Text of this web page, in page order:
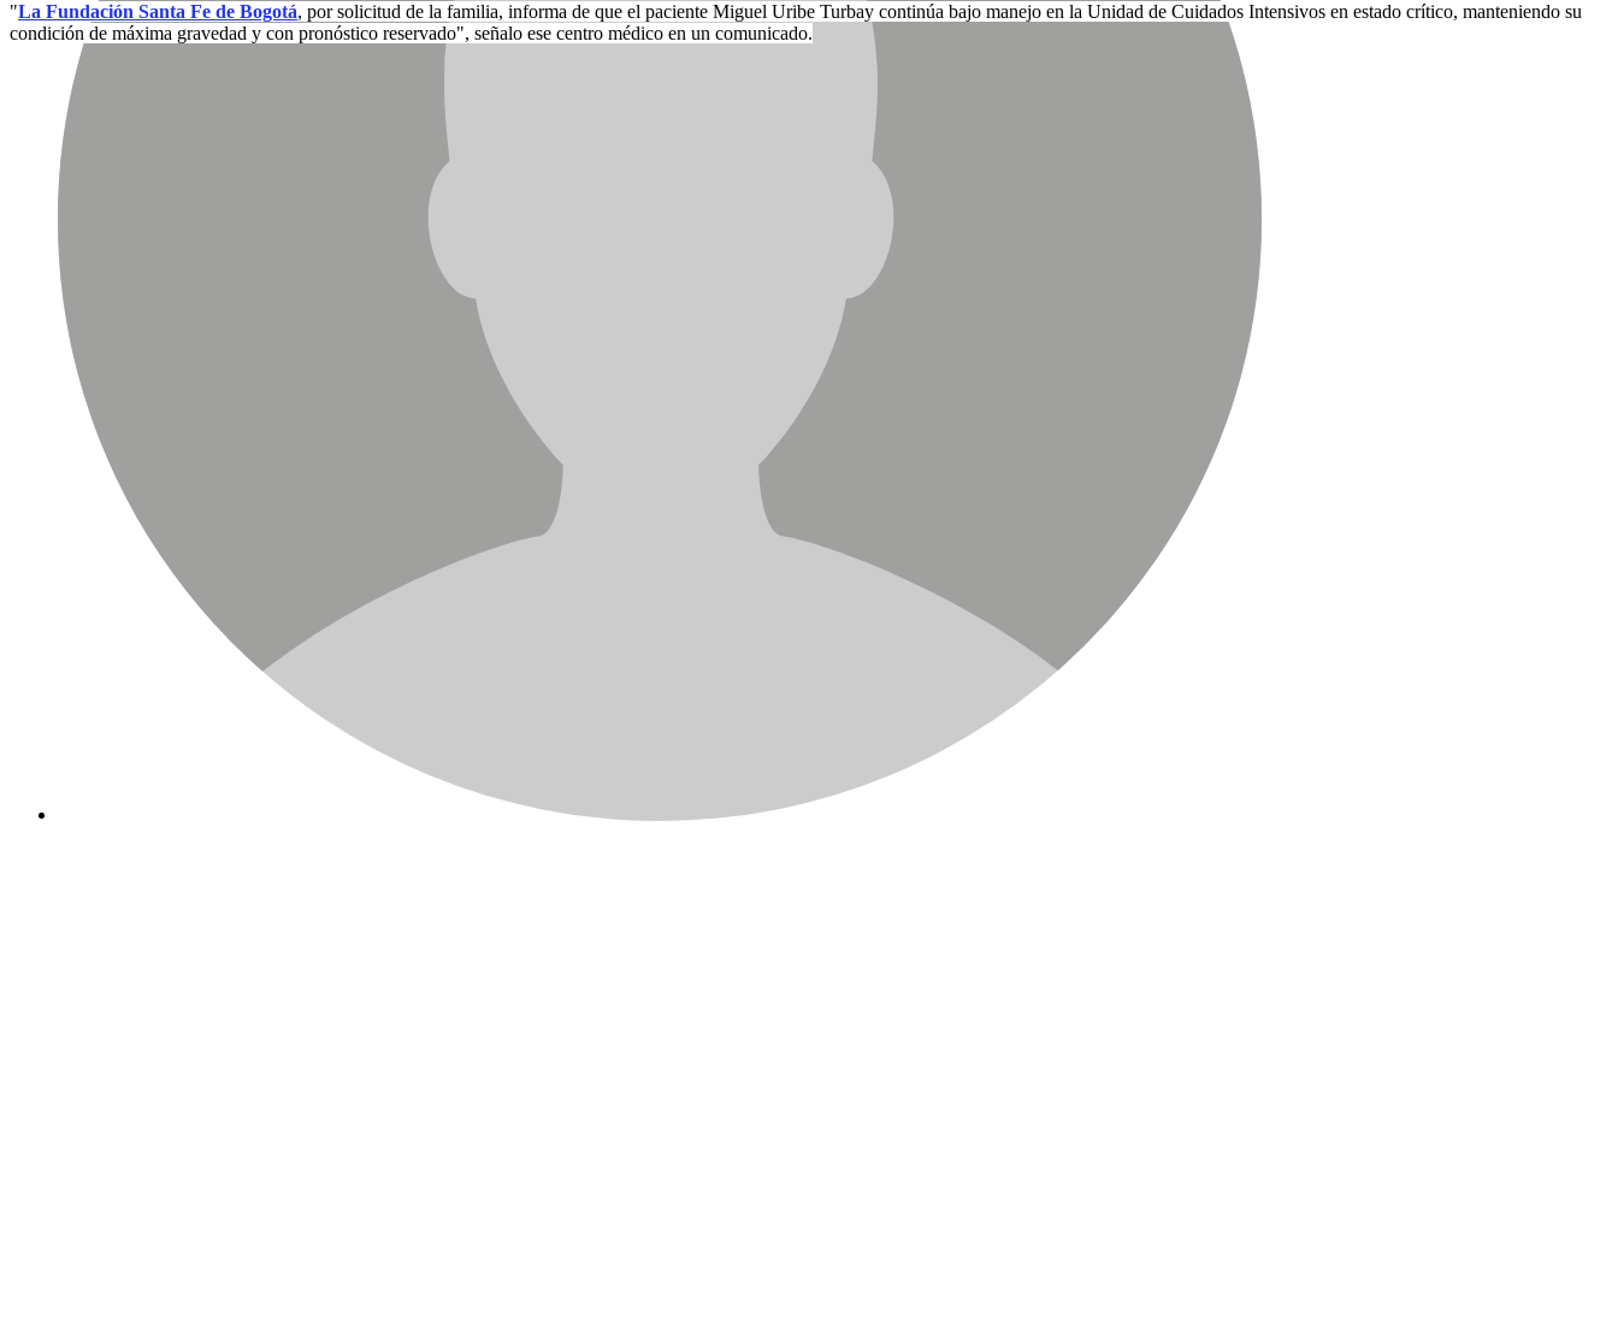
"La Fundación Santa Fe de Bogotá, por solicitud de la familia, informa de que el paciente Miguel Uribe Turbay continúa bajo manejo en la Unidad de Cuidados Intensivos en estado crítico, manteniendo su
condición de máxima gravedad y con pronóstico reservado", señalo ese centro médico en un comunicado.